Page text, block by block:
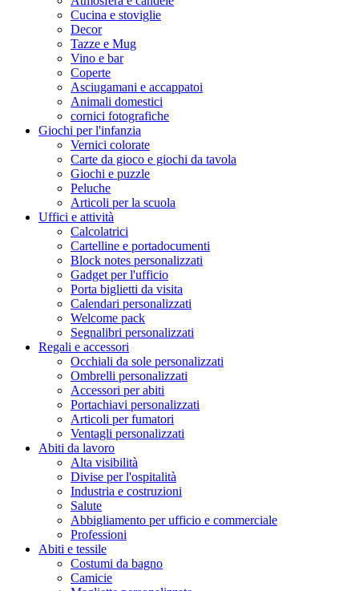
Cucina e stoviglie
Decor
Tazze e Mug
Vino e bar
Coperte
Asciugamani e accappatoi
Animali domestici
cornici fotografiche
Giochi per l'infanzia
Vernici colorate
Carte da gioco e giochi da tavola
Giochi e puzzle
Peluche
Articoli per la scuola
Uffici e attività
Calcolatrici
Cartelline e portadocumenti
Block notes personalizzati
Gadget per l'ufficio
Porta biglietti da visita
Calendari personalizzati
Welcome pack
Segnalibri personalizzati
Regali e accessori
Occhiali da sole personalizzati
Ombrelli personalizzati
Accessori per abiti
Portachiavi personalizzati
Articoli per fumatori
Ventagli personalizzati
Abiti da lavoro
Alta visibilità
Divise per l'ospitalità
Industria e costruzioni
Salute
Abbigliamento per ufficio e commerciale
Professioni
Abiti e tessile
Costumi da bagno
Camicie